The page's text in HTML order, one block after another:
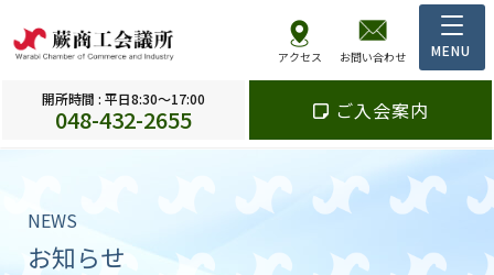
アクセス お問い合わせ
開所時間 : 平日8:30～17:00
048-432-2655 ご入会案内
NEWS
お知らせ